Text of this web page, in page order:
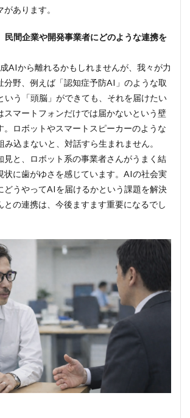
あります。
民間企業や開発事業者にどのような連携を
AIから離れるかもしれませんが、我々が力
分野、例えば「認知症予防AI」のような取
いう「頭脳」ができても、それを届けたい
スマートフォンだけでは届かないという壁
。ロボットやスマートスピーカーのような
込まないと、対話すら生まれません。
見と、ロボット系の事業者さんがうまく結
状に歯がゆさを感じています。AIの社会実
どうやってAIを届けるかという課題を解決
との連携は、今後ますます重要になるでし